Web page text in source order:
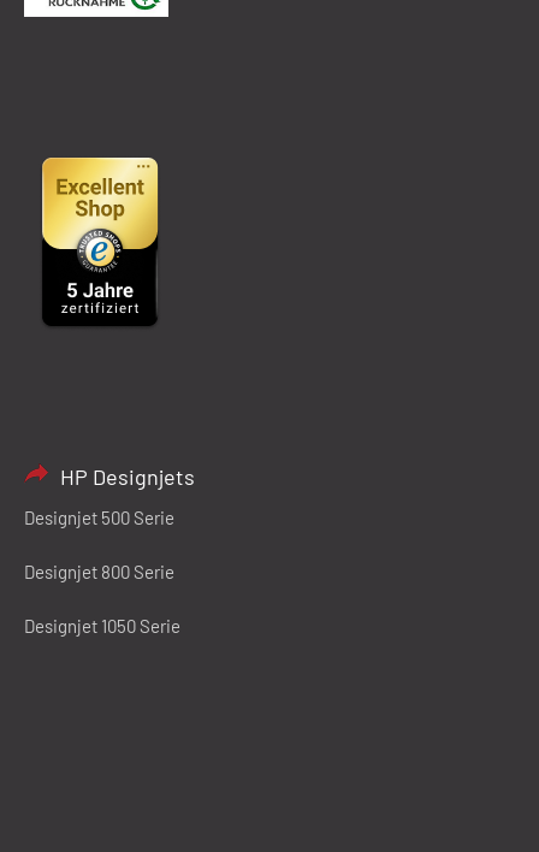
HP Designjets
Designjet 500 Serie
Designjet 800 Serie
Designjet 1050 Serie